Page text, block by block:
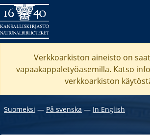
Verkkoarkiston aineisto on
vapaakappaletyöasemilla. Katso
verkkoarkiston
Suomeksi ― På svenska ― In English